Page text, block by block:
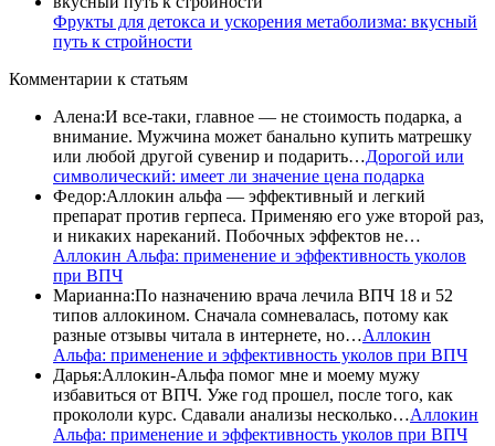
Фрукты для детокса и ускорения метаболизма: вкусный
путь к стройности
Комментарии к статьям
Алена:И все-таки, главное — не стоимость подарка, а
внимание. Мужчина может банально купить матрешку
или любой другой сувенир и подарить…Дорогой или
символический: имеет ли значение цена подарка
Федор:Аллокин альфа — эффективный и легкий
препарат против герпеса. Применяю его уже второй раз,
и никаких нареканий. Побочных эффектов не…
Аллокин Альфа: применение и эффективность уколов
при ВПЧ
Марианна:По назначению врача лечила ВПЧ 18 и 52
типов аллокином. Сначала сомневалась, потому как
разные отзывы читала в интернете, но…Аллокин
Альфа: применение и эффективность уколов при ВПЧ
Дарья:Аллокин-Альфа помог мне и моему мужу
избавиться от ВПЧ. Уже год прошел, после того, как
прокололи курс. Сдавали анализы несколько…Аллокин
Альфа: применение и эффективность уколов при ВПЧ